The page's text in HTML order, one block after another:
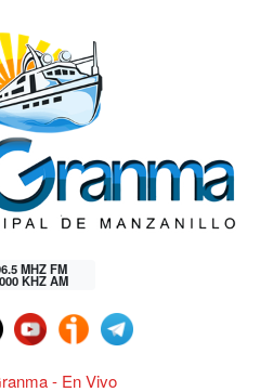
MHZ FM
KHZ AM
- En Vivo